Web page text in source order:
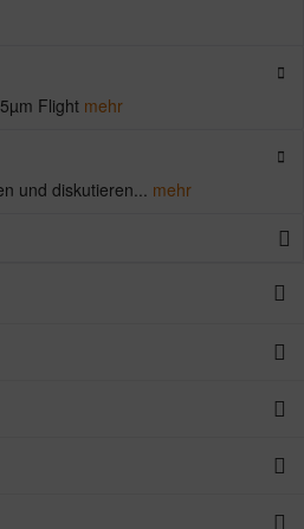
Flight mehr
und diskutieren... mehr